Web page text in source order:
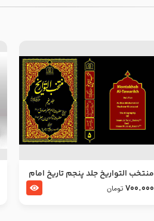
منتخب التواریخ جلد پنجم تاریخ امام
جعفر صادق و امام موسی بن جعفر
700.000 تومان